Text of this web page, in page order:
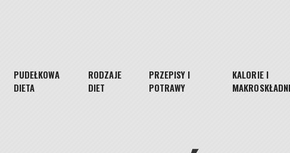
PUDEŁKOWA
DIETA
RODZAJE
DIET
PRZEPISY I
POTRAWY
KALORIE I